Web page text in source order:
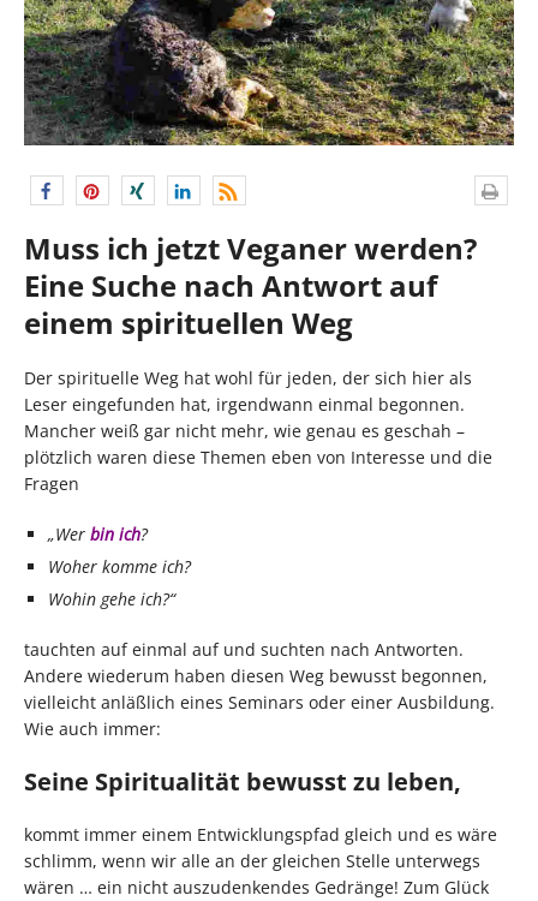
Muss ich jetzt Veganer werden?
Eine Suche nach Antwort auf
einem spirituellen Weg
Der spirituelle Weg hat wohl für jeden, der sich hier als
Leser eingefunden hat, irgendwann einmal begonnen.
Mancher weiß gar nicht mehr, wie genau es geschah –
plötzlich waren diese Themen eben von Interesse und die
Fragen
„Wer bin ich?
Woher komme ich?
Wohin gehe ich?“
tauchten auf einmal auf und suchten nach Antworten.
Andere wiederum haben diesen Weg bewusst begonnen,
vielleicht anläßlich eines Seminars oder einer Ausbildung.
Wie auch immer:
Seine Spiritualität bewusst zu leben,
kommt immer einem Entwicklungspfad gleich und es wäre
schlimm, wenn wir alle an der gleichen Stelle unterwegs
wären … ein nicht auszudenkendes Gedränge! Zum Glück